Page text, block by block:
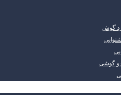
گوش
دو گوشی